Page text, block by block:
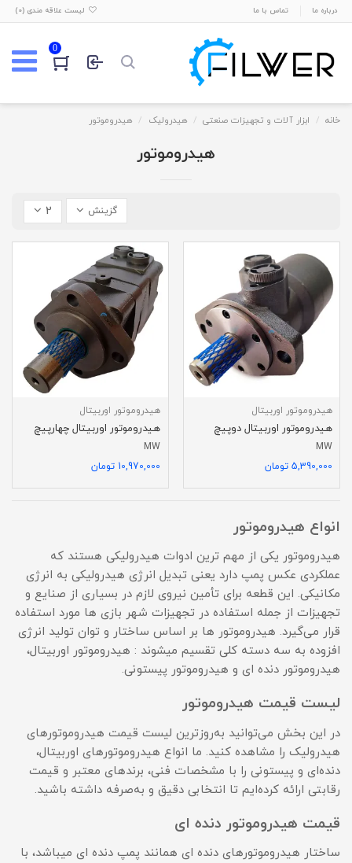
درباره ما تماس با ما لیست علاقه مندی (0
)
0
خانه ابزار آلات و تجهیزات صنعتی هیدرولیک هیدروموتور
هیدروموتور
گزینش 2
هیدروموتور اوربیتال
هیدروموتور اوربیتال دوپیچ
MW
5,390,000 تومان
هیدروموتور اوربیتال
هیدروموتور اوربیتال چهارپیچ
MW
10,970,000 تومان
انواع هیدروموتور
هیدروموتور یکی از مهم ترین ادوات هیدرولیکی هستند که
عملکردی عکس پمپ دارد یعنی تبدیل انرژی هیدرولیکی به انرژی
مکانیکی. این قطعه برای تأمین نیروی لازم در بسیاری از صنایع و
تجهیزات از جمله استفاده در تجهیزات شهر بازی ها مورد استفاده
قرار می‌گیرد. هیدروموتور ها بر اساس ساختار و توان تولید انرژی
افزوده به سه دسته کلی تقسیم میشوند : هیدروموتور اوربیتال،
هیدروموتور دنده ای و هیدروموتور پیستونی.
لیست قیمت هیدروموتور
در این بخش می‌توانید به‌روزترین لیست قیمت هیدروموتورهای
هیدرولیک را مشاهده کنید. ما انواع هیدروموتورهای اوربیتال،
دنده‌ای و پیستونی را با مشخصات فنی، برندهای معتبر و قیمت
رقابتی ارائه کرده‌ایم تا انتخابی دقیق و به‌صرفه داشته باشید.
قیمت هیدروموتور دنده ای
ساختار هیدروموتورهای دنده ای همانند پمپ دنده ای میباشد، با